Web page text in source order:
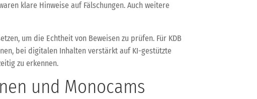
klare Hinweise auf Fälschungen. Auch weitere
um die Echtheit von Beweisen zu prüfen. Für KDB
bei digitalen Inhalten verstärkt auf KI-gestützte
zu erkennen.
und Monocams